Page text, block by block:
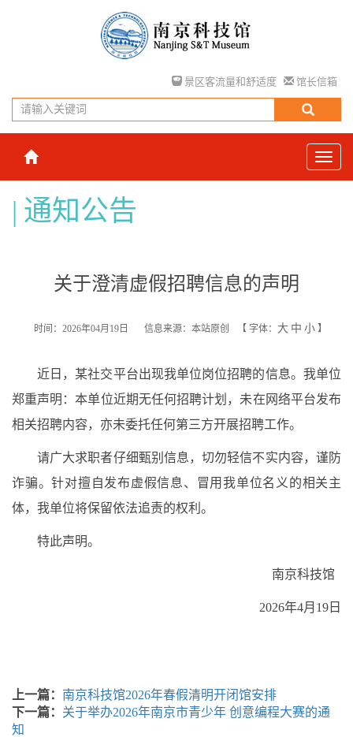
景区客流量和舒适度 馆长信箱
通知公告
关于澄清虚假招聘信息的声明
时间：2026年04月19日 信息来源：本站原创 【 字体： 大 中 小 】
近日，某社交平台出现我单位岗位招聘的信息。我单位
郑重声明：本单位近期无任何招聘计划，未在网络平台发布
相关招聘内容，亦未委托任何第三方开展招聘工作。
请广大求职者仔细甄别信息，切勿轻信不实内容，谨防
诈骗。针对擅自发布虚假信息、冒用我单位名义的相关主
体，我单位将保留依法追责的权利。
特此声明。
南京科技馆
2026年4月19日
上一篇： 南京科技馆2026年春假清明开闭馆安排
下一篇： 关于举办2026年南京市青少年 创意编程大赛的通
知